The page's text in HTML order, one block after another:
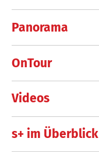
Panorama
OnTour
Videos
s+ im Überblick